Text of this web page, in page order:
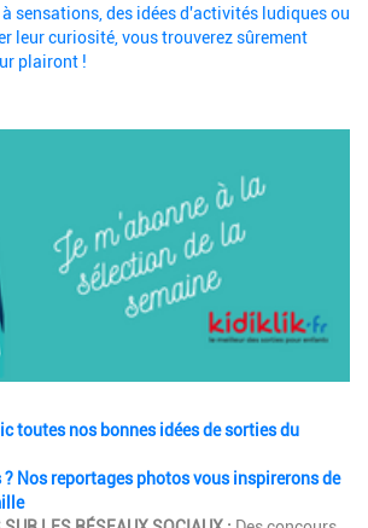
sensations, des idées d'activités ludiques ou
leur curiosité, vous trouverez sûrement
plairont !
toutes nos bonnes idées de sorties du
? Nos reportages photos vous inspirerons de